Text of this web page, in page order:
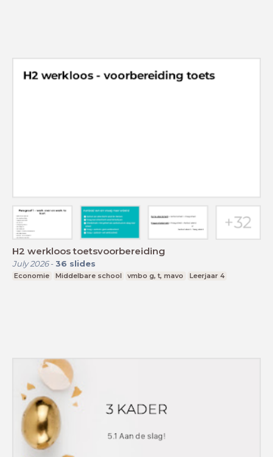
H2 werkloos toetsvoorbereiding
July 2026- 36 slides
Economie Middelbare school vmbo g, t, mavo Leerjaar 4